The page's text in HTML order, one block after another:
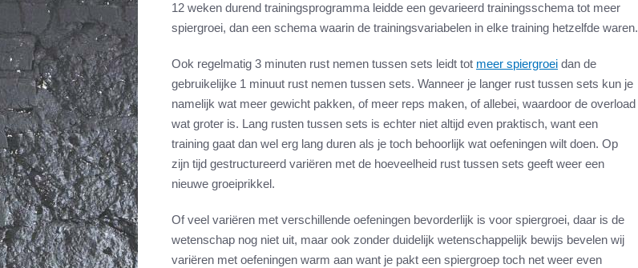
12 weken durend trainingsprogramma leidde een gevarieerd trainingsschema tot meer
spiergroei, dan een schema waarin de trainingsvariabelen in elke training hetzelfde waren.
Ook regelmatig 3 minuten rust nemen tussen sets leidt tot meer spiergroei dan de
gebruikelijke 1 minuut rust nemen tussen sets. Wanneer je langer rust tussen sets kun je
namelijk wat meer gewicht pakken, of meer reps maken, of allebei, waardoor de overload
wat groter is. Lang rusten tussen sets is echter niet altijd even praktisch, want een
training gaat dan wel erg lang duren als je toch behoorlijk wat oefeningen wilt doen. Op
zijn tijd gestructureerd variëren met de hoeveelheid rust tussen sets geeft weer een
nieuwe groeiprikkel.
Of veel variëren met verschillende oefeningen bevorderlijk is voor spiergroei, daar is de
wetenschap nog niet uit, maar ook zonder duidelijk wetenschappelijk bewijs bevelen wij
variëren met oefeningen warm aan want je pakt een spiergroep toch net weer even